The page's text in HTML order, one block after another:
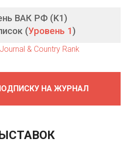
ВАК РФ (K1)
(Уровень 1)
НА ЖУРНАЛ